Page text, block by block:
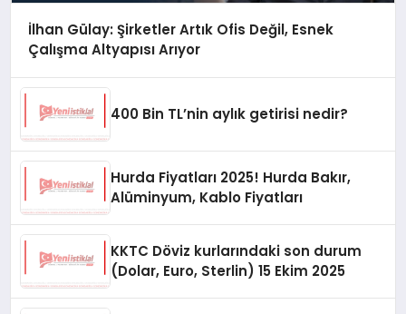
İlhan Gülay: Şirketler Artık Ofis Değil, Esnek
Çalışma Altyapısı Arıyor
400 Bin TL’nin aylık getirisi nedir?
Hurda Fiyatları 2025! Hurda Bakır,
Alüminyum, Kablo Fiyatları
KKTC Döviz kurlarındaki son durum
(Dolar, Euro, Sterlin) 15 Ekim 2025